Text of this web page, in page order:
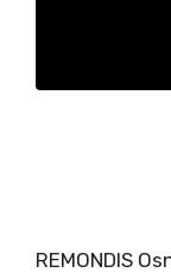
REMONDIS